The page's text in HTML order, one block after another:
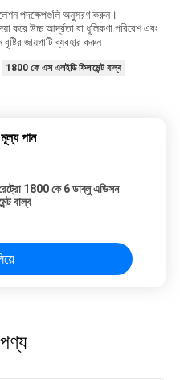
পদক্ষেপগুলি অনুসরণ করুন।
করে উচ্চ আর্দ্রতা বা ধূলিকণা পরিবেশ এবং
জায়গাটি ব্যবহার করুন
1800 কে এস এলইডি ফিলামেন্ট বাল্ব
পান
1800 কে 6 ডাব্লু এডিসন
বাল্ব
পণ্য